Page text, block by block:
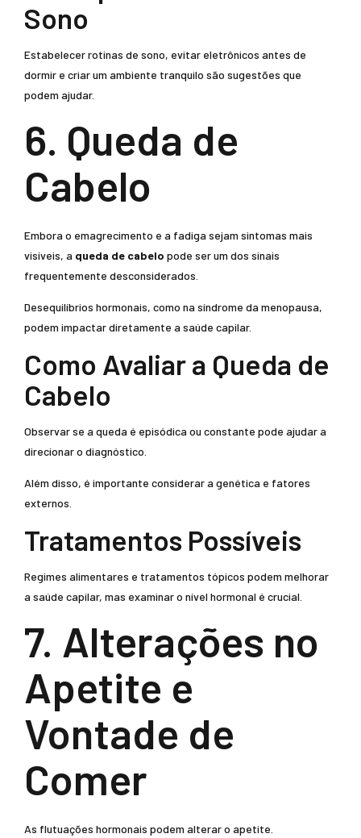
Sono
Estabelecer rotinas de sono, evitar eletrônicos antes de
dormir e criar um ambiente tranquilo são sugestões que
podem ajudar.
6. Queda de
Cabelo
Embora o emagrecimento e a fadiga sejam sintomas mais
visíveis, a queda de cabelo pode ser um dos sinais
frequentemente desconsiderados.
Desequilíbrios hormonais, como na síndrome da menopausa,
podem impactar diretamente a saúde capilar.
Como Avaliar a Queda de
Cabelo
Observar se a queda é episódica ou constante pode ajudar a
direcionar o diagnóstico.
Além disso, é importante considerar a genética e fatores
externos.
Tratamentos Possíveis
Regimes alimentares e tratamentos tópicos podem melhorar
a saúde capilar, mas examinar o nível hormonal é crucial.
7. Alterações no
Apetite e
Vontade de
Comer
As flutuações hormonais podem alterar o apetite.